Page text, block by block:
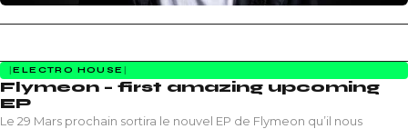
ELECTRO HOUSE
Flymeon – first amazing upcoming
EP
Le 29 Mars prochain sortira le nouvel EP de Flymeon qu’il nous